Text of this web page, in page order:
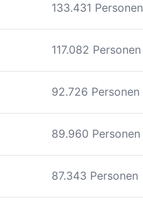
133.431 Personen
117.082 Personen
92.726 Personen
89.960 Personen
87.343 Personen